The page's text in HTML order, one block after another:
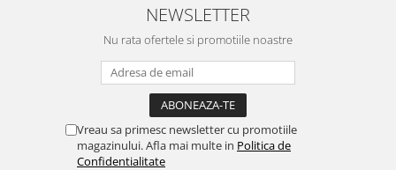
NEWSLETTER
Nu rata ofertele si promotiile noastre
Vreau sa primesc newsletter cu promotiile
magazinului. Afla mai multe in Politica de
Confidentialitate